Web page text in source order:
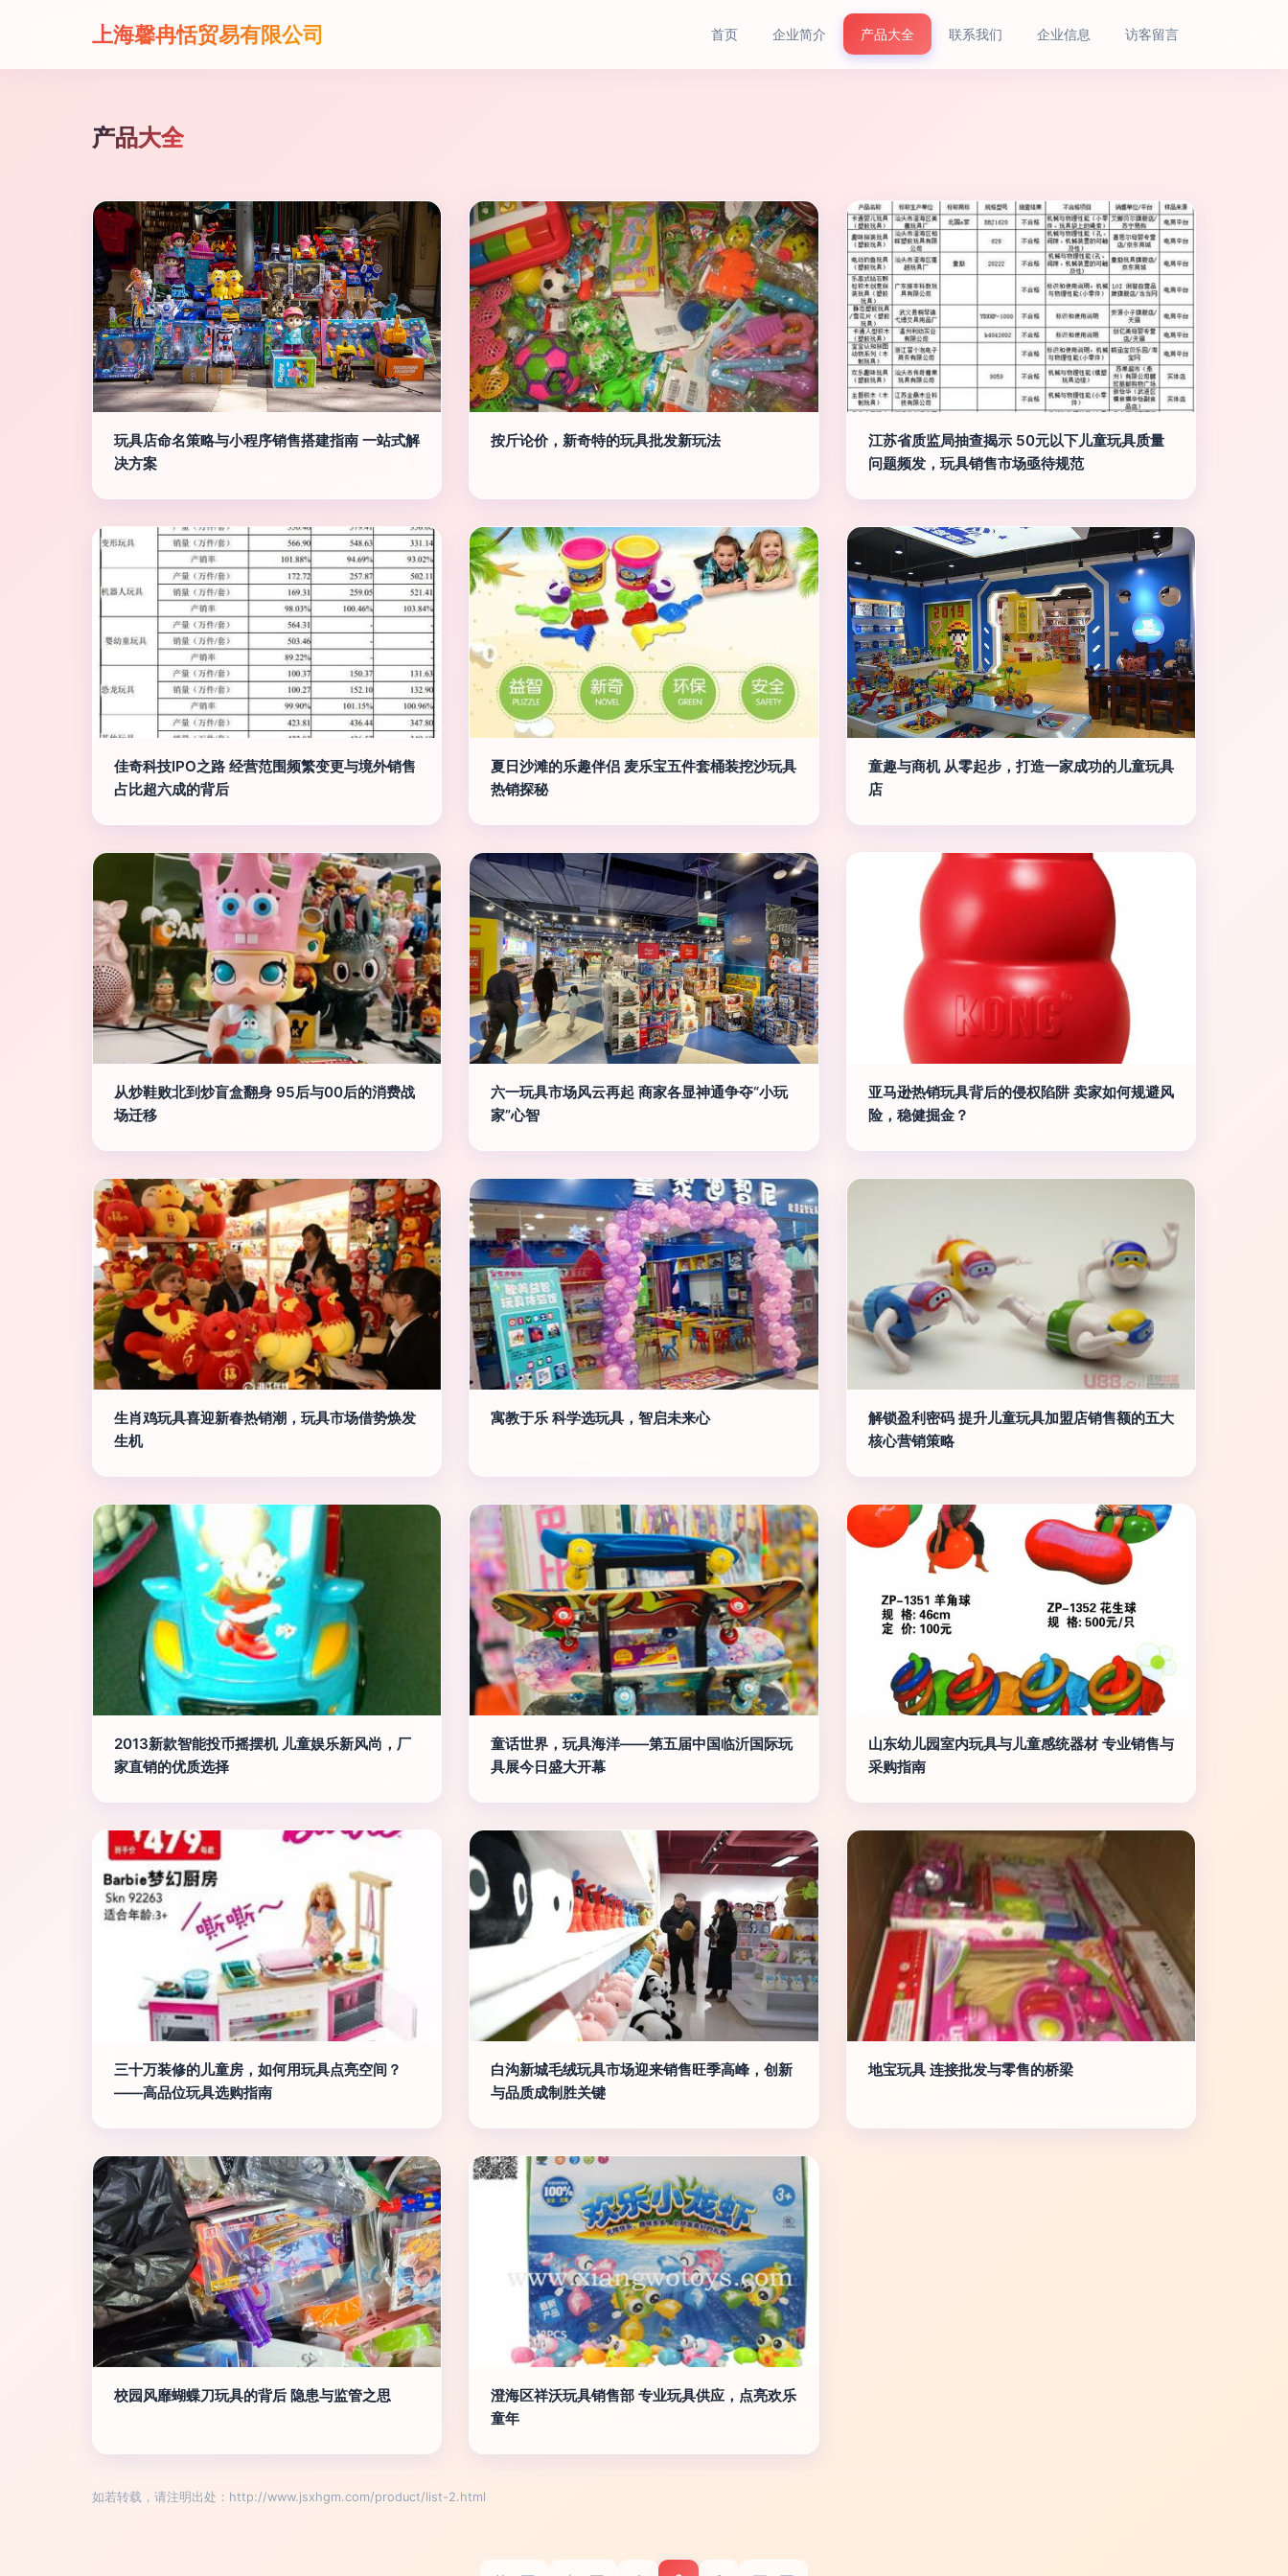
上海馨冉恬贸易有限公司 首页 企业简介 产品大全 联系我们 企业信息 访客留言
产品大全
玩具店命名策略与小程序销售搭建指南 一站式解
决方案
按斤论价，新奇特的玩具批发新玩法
江苏省质监局抽查揭示 50元以下儿童玩具质量
问题频发，玩具销售市场亟待规范
佳奇科技IPO之路 经营范围频繁变更与境外销售
占比超六成的背后
夏日沙滩的乐趣伴侣 麦乐宝五件套桶装挖沙玩具
热销探秘
童趣与商机 从零起步，打造一家成功的儿童玩具
店
从炒鞋败北到炒盲盒翻身 95后与00后的消费战
场迁移
六一玩具市场风云再起 商家各显神通争夺“小玩
家”心智
亚马逊热销玩具背后的侵权陷阱 卖家如何规避风
险，稳健掘金？
生肖鸡玩具喜迎新春热销潮，玩具市场借势焕发
生机
寓教于乐 科学选玩具，智启未来心
解锁盈利密码 提升儿童玩具加盟店销售额的五大
核心营销策略
2013新款智能投币摇摆机 儿童娱乐新风尚，厂
家直销的优质选择
童话世界，玩具海洋——第五届中国临沂国际玩
具展今日盛大开幕
山东幼儿园室内玩具与儿童感统器材 专业销售与
采购指南
三十万装修的儿童房，如何用玩具点亮空间？
——高品位玩具选购指南
白沟新城毛绒玩具市场迎来销售旺季高峰，创新
与品质成制胜关键
地宝玩具 连接批发与零售的桥梁
校园风靡蝴蝶刀玩具的背后 隐患与监管之思
澄海区祥沃玩具销售部 专业玩具供应，点亮欢乐
童年
如若转载，请注明出处：http://www.jsxhgm.com/product/list-2.html